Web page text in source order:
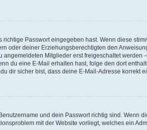
Passwort eingegeben hast. Wenn diese
oder deiner Erziehungsberechtigten den
Mitglieder erst freigeschaltet
du eine E-Mail erhalten hast, folge den dort
dir sicher bist, dass deine E-Mail-Adresse korrekt
und dein Passwort richtig sind. Wenn
mit der Website vorliegt, welches ein